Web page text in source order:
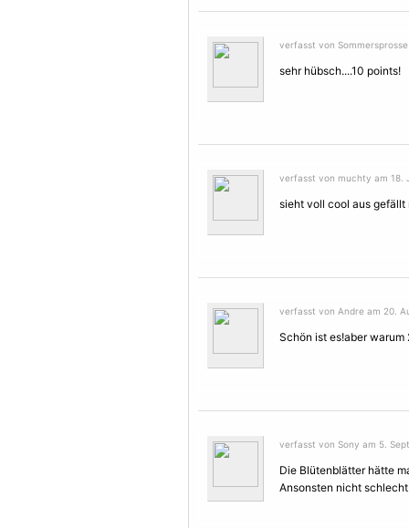
verfasst von
sehr hübsch....10 points!
verfasst von muchty am 18.
sieht voll cool aus gefällt
verfasst von Andre am 20.
Schön ist es!aber warum
verfasst von Sony am 5.
Die Blütenblätter hätte
Ansonsten nicht